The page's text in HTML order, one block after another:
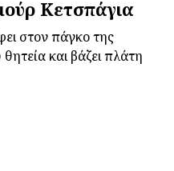
Κετσπάγια
στον πάγκο της
και βάζει πλάτη